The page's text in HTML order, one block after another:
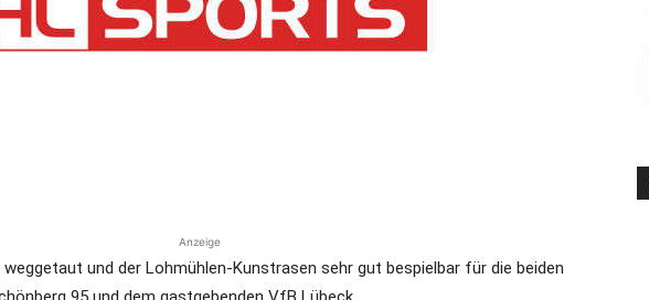
Anzeige
weggetaut und der Lohmühlen-Kunstrasen sehr gut bespielbar für die beiden